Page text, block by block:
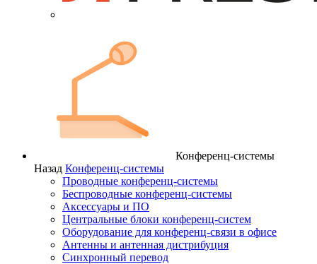
Конференц-системы
Назад Конференц-системы
Проводные конференц-системы
Беспроводные конференц-системы
Аксессуары и ПО
Центральные блоки конференц-систем
Оборудование для конференц-связи в офисе
Антенны и антенная дистрибуция
Синхронный перевод